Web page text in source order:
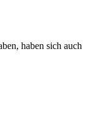
haben sich auch